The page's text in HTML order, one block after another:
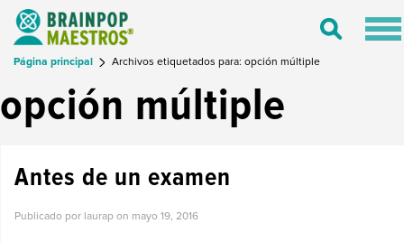
Toggle
Página principal Archivos etiquetados para: opción múltiple
opción múltiple
Antes de un examen
Publicado por laurap on mayo 19, 2016